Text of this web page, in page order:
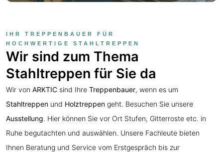
IHR TREPPENBAUER FÜR
HOCHWERTIGE STAHLTREPPEN
Wir sind zum Thema
Stahltreppen für Sie da
Wir von ARKTIC sind Ihre Treppenbauer, wenn es um
Stahltreppen und Holztreppen geht. Besuchen Sie unsere
Ausstellung. Hier können Sie vor Ort Stufen, Gitterroste etc. in
Ruhe begutachten und auswählen. Unsere Fachleute bieten
Ihnen Beratung und Service vom Erstgespräch bis zur